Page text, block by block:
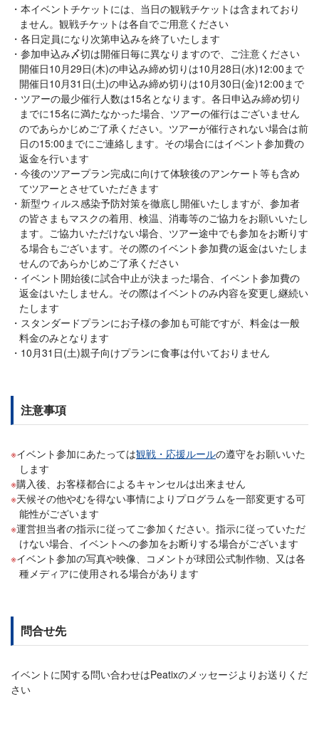
本イベントチケットには、当日の観戦チケットは含まれており
ません。観戦チケットは各自でご用意ください
各日定員になり次第申込みを終了いたします
参加申込み〆切は開催日毎に異なりますので、ご注意ください
開催日10月29日(木)の申込み締め切りは10月28日(水)12:00まで
開催日10月31日(土)の申込み締め切りは10月30日(金)12:00まで
ツアーの最少催行人数は15名となります。各日申込み締め切り
までに15名に満たなかった場合、ツアーの催行はございません
のであらかじめご了承ください。ツアーが催行されない場合は前
日の15:00までにご連絡します。その場合にはイベント参加費の
返金を行います
今後のツアープラン完成に向けて体験後のアンケート等も含め
てツアーとさせていただきます
新型ウィルス感染予防対策を徹底し開催いたしますが、参加者
の皆さまもマスクの着用、検温、消毒等のご協力をお願いいたし
ます。ご協力いただけない場合、ツアー途中でも参加をお断りす
る場合もございます。その際のイベント参加費の返金はいたしま
せんのであらかじめご了承ください
イベント開始後に試合中止が決まった場合、イベント参加費の
返金はいたしません。その際はイベントのみ内容を変更し継続い
たします
スタンダードプランにお子様の参加も可能ですが、料金は一般
料金のみとなります
10月31日(土)親子向けプランに食事は付いておりません
注意事項
イベント参加にあたっては観戦・応援ルールの遵守をお願いいた
します
購入後、お客様都合によるキャンセルは出来ません
天候その他やむを得ない事情によりプログラムを一部変更する可
能性がございます
運営担当者の指示に従ってご参加ください。指示に従っていただ
けない場合、イベントへの参加をお断りする場合がございます
イベント参加の写真や映像、コメントが球団公式制作物、又は各
種メディアに使用される場合があります
問合せ先
イベントに関する問い合わせはPeatixのメッセージよりお送りくだ
さい